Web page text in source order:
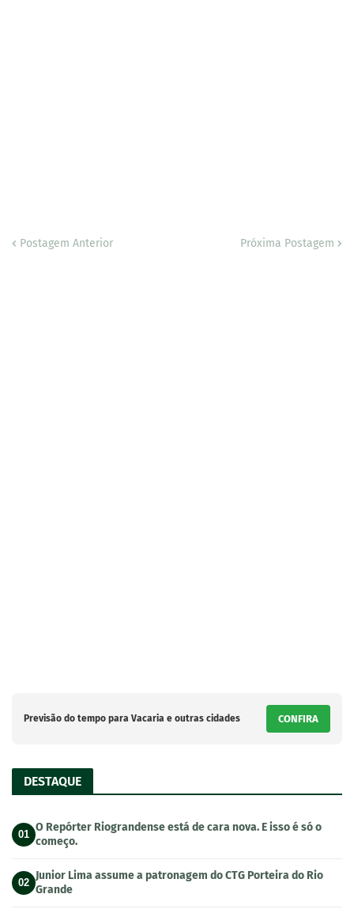
Postagem Anterior Próxima Postagem
Previsão do tempo para Vacaria e outras cidades CONFIRA
DESTAQUE
01
O Repórter Riograndense está de cara nova. E isso é só o
começo.
02
Junior Lima assume a patronagem do CTG Porteira do Rio
Grande